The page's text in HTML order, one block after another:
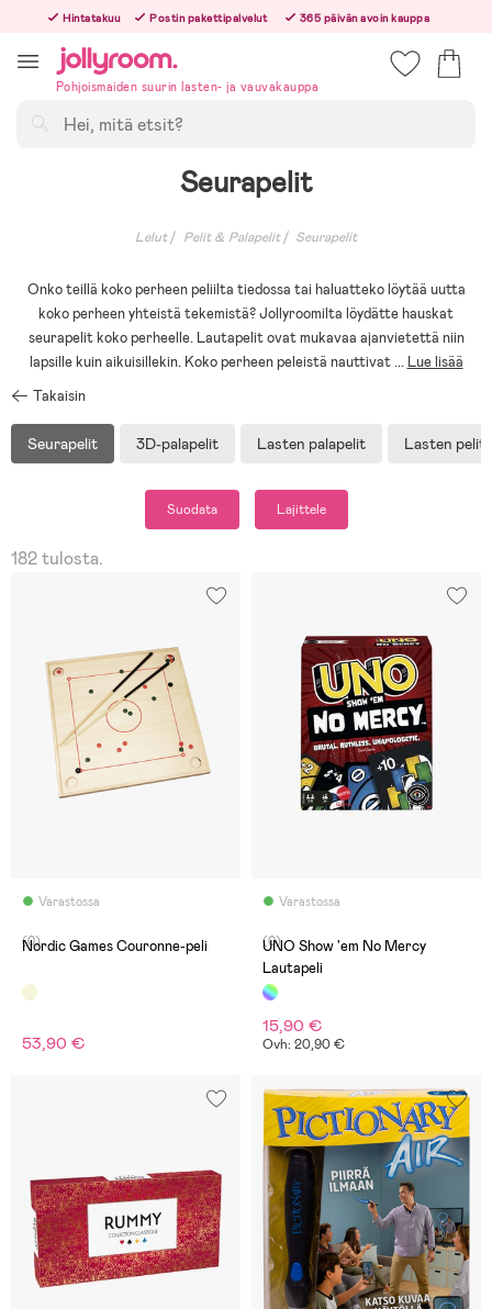
Hoppa
innehållet
Hintatakuu Postin pakettipalvelut
365 päivän avoin kauppa
Tilaa arkisin ennen klo 13.00 – lähetämme tilauksen jo samana päivänä!
Pohjoismaiden suurin lasten- ja vauvakauppa
Seurapelit
Lelut Pelit & Palapelit Seurapelit
Onko teillä koko perheen peliilta tiedossa tai haluatteko löytää uutta
koko perheen yhteistä tekemistä? Jollyroomilta löydätte hauskat
seurapelit koko perheelle. Lautapelit ovat mukavaa ajanvietettä niin
lapsille kuin aikuisillekin. Koko perheen peleistä nauttivat... Lue lisää
Takaisin
Seurapelit 3D-palapelit Lasten palapelit Lasten pelit
Suodata Lajittele
182 tulosta.
Varastossa
(0)
Nordic Games Couronne-peli
53,90 €
Varastossa
(0)
UNO Show 'em No Mercy
Lautapeli
15,90 €
Ovh: 20,90 €